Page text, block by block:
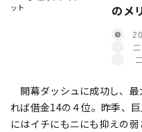
のメ
開幕ダッシュに成功し、
れば借金14の４位。昨季、
にはイチにもニにも抑えの